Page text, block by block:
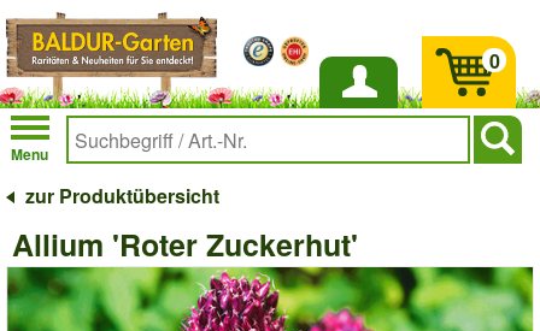
Anmelden
Menu
0
zur Produktübersicht
Allium 'Roter Zuckerhut'